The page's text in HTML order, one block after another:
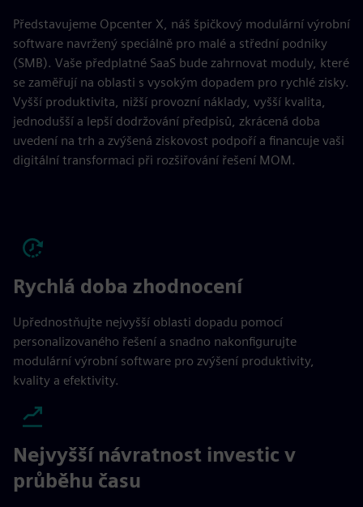
Představujeme Opcenter X, náš špičkový modulární výrobní
software navržený speciálně pro malé a střední podniky
(SMB). Vaše předplatné SaaS bude zahrnovat moduly, které
se zaměřují na oblasti s vysokým dopadem pro rychlé zisky.
Vyšší produktivita, nižší provozní náklady, vyšší kvalita,
jednodušší a lepší dodržování předpisů, zkrácená doba
uvedení na trh a zvýšená ziskovost podpoří a financuje vaši
digitální transformaci při rozšiřování řešení MOM.
Rychlá doba zhodnocení
Upřednostňujte nejvyšší oblasti dopadu pomocí
personalizovaného řešení a snadno nakonfigurujte
modulární výrobní software pro zvýšení produktivity,
kvality a efektivity.
Nejvyšší návratnost investic v
průběhu času